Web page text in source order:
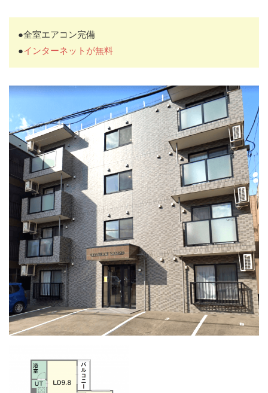
●全室エアコン完備
●インターネットが無料